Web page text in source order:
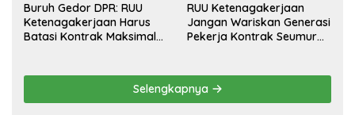
Buruh Gedor DPR: RUU
Ketenagakerjaan Harus
Batasi Kontrak Maksimal
RUU Ketenagakerjaan
Jangan Wariskan Generasi
Pekerja Kontrak Seumur
Selengkapnya